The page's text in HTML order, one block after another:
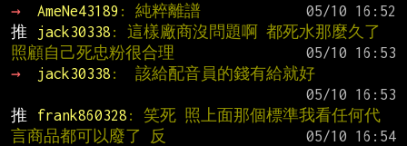
→
AmeNe43189 : 純粹離譜
推
jack30338 : 這樣廠商沒問題啊 都死水那麼久了
照顧自己死忠粉很合理
→
jack30338 :  該給配音員的錢有給就好
推
frank860328 : 笑死 照上面那個標準我看任何代
言商品都可以廢了 反